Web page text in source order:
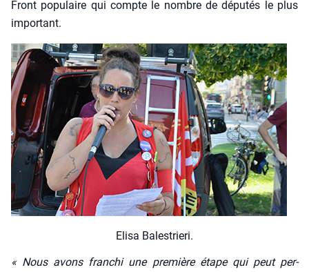
Front popu­laire qui compte le nombre de dépu­tés le plus
impor­tant.
Eli­sa Bales­trie­ri.
« Nous avons fran­chi une pre­mière étape qui peut per­